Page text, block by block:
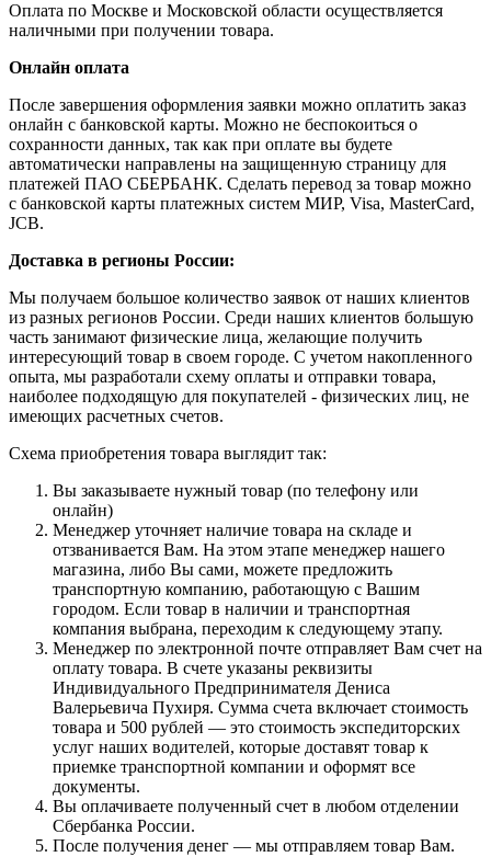
Оплата по Москве и Московской области осуществляется
наличными при получении товара.
Онлайн оплата
После завершения оформления заявки можно оплатить заказ
онлайн с банковской карты. Можно не беспокоиться о
сохранности данных, так как при оплате вы будете
автоматически направлены на защищенную страницу для
платежей ПАО СБЕРБАНК. Сделать перевод за товар можно
с банковской карты платежных систем МИР, Visa, MasterCard,
JCB.
Доставка в регионы России:
Мы получаем большое количество заявок от наших клиентов
из разных регионов России. Среди наших клиентов большую
часть занимают физические лица, желающие получить
интересующий товар в своем городе. С учетом накопленного
опыта, мы разработали схему оплаты и отправки товара,
наиболее подходящую для покупателей - физических лиц, не
имеющих расчетных счетов.
Схема приобретения товара выглядит так:
Вы заказываете нужный товар (по телефону или
онлайн)
Менеджер уточняет наличие товара на складе и
отзванивается Вам. На этом этапе менеджер нашего
магазина, либо Вы сами, можете предложить
транспортную компанию, работающую с Вашим
городом. Если товар в наличии и транспортная
компания выбрана, переходим к следующему этапу.
Менеджер по электронной почте отправляет Вам счет на
оплату товара. В счете указаны реквизиты
Индивидуального Предпринимателя Дениса
Валерьевича Пухиря. Сумма счета включает стоимость
товара и 500 рублей — это стоимость экспедиторских
услуг наших водителей, которые доставят товар к
приемке транспортной компании и оформят все
документы.
Вы оплачиваете полученный счет в любом отделении
Сбербанка России.
После получения денег — мы отправляем товар Вам.